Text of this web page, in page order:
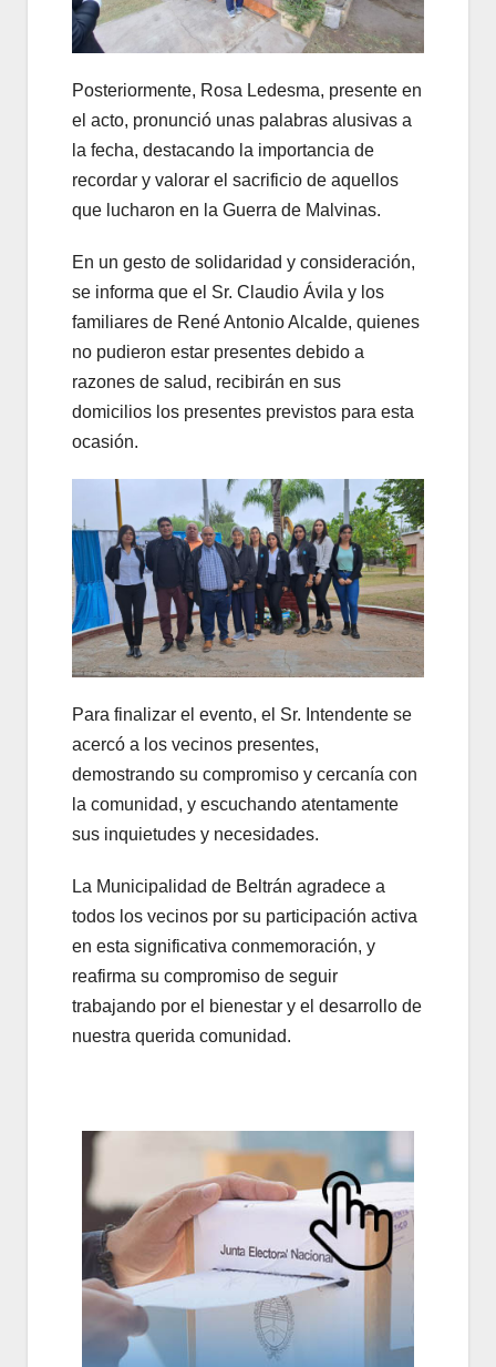
Posteriormente, Rosa Ledesma, presente en
el acto, pronunció unas palabras alusivas a
la fecha, destacando la importancia de
recordar y valorar el sacrificio de aquellos
que lucharon en la Guerra de Malvinas.
En un gesto de solidaridad y consideración,
se informa que el Sr. Claudio Ávila y los
familiares de René Antonio Alcalde, quienes
no pudieron estar presentes debido a
razones de salud, recibirán en sus
domicilios los presentes previstos para esta
ocasión.
Para finalizar el evento, el Sr. Intendente se
acercó a los vecinos presentes,
demostrando su compromiso y cercanía con
la comunidad, y escuchando atentamente
sus inquietudes y necesidades.
La Municipalidad de Beltrán agradece a
todos los vecinos por su participación activa
en esta significativa conmemoración, y
reafirma su compromiso de seguir
trabajando por el bienestar y el desarrollo de
nuestra querida comunidad.